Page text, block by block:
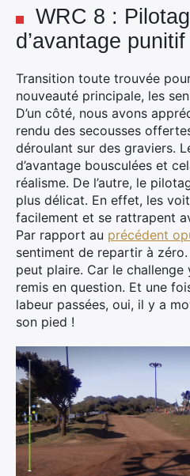
WRC 8 :
d’avantage punitif
Transition toute trouvée
nouveauté principale, les
D’un côté, nous avons
rendu des secousses
déroulant sur des graviers.
d’avantage bousculées et
réalisme. De l’autre, le
plus délicat. En effet, les
facilement et se rattrapent
Par rapport au précédent
sentiment de repartir à
peut plaire. Car le
remis en question. Et une
labeur passées, oui, il y a
son pied !